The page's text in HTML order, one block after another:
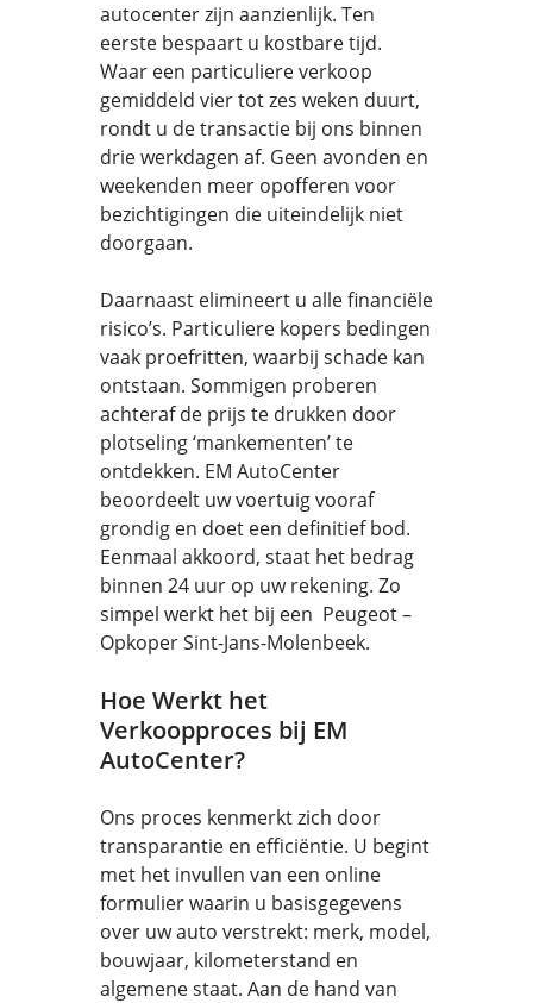
autocenter zijn aanzienlijk. Ten
eerste bespaart u kostbare tijd.
Waar een particuliere verkoop
gemiddeld vier tot zes weken duurt,
rondt u de transactie bij ons binnen
drie werkdagen af. Geen avonden en
weekenden meer opofferen voor
bezichtigingen die uiteindelijk niet
doorgaan.
Daarnaast elimineert u alle financiële
risico’s. Particuliere kopers bedingen
vaak proefritten, waarbij schade kan
ontstaan. Sommigen proberen
achteraf de prijs te drukken door
plotseling ‘mankementen’ te
ontdekken. EM AutoCenter
beoordeelt uw voertuig vooraf
grondig en doet een definitief bod.
Eenmaal akkoord, staat het bedrag
binnen 24 uur op uw rekening. Zo
simpel werkt het bij een Peugeot –
Opkoper Sint-Jans-Molenbeek.
Hoe Werkt het
Verkoopproces bij EM
AutoCenter?
Ons proces kenmerkt zich door
transparantie en efficiëntie. U begint
met het invullen van een online
formulier waarin u basisgegevens
over uw auto verstrekt: merk, model,
bouwjaar, kilometerstand en
algemene staat. Aan de hand van